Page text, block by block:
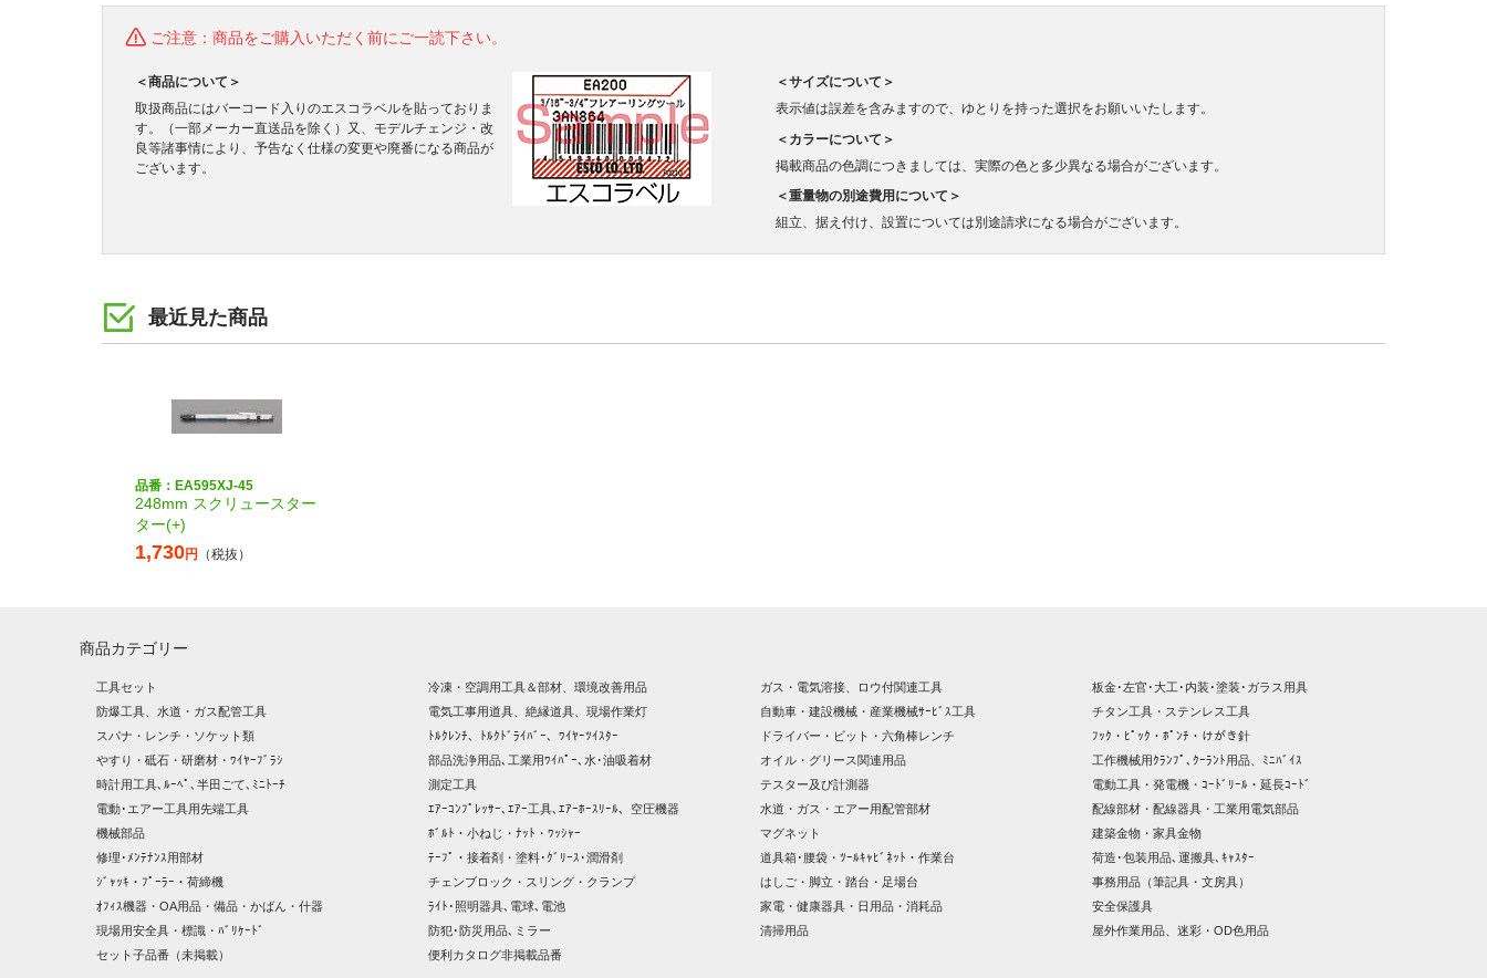
ご注意：商品をご購入いただく前にご一読下さい。
＜商品について＞
取扱商品にはバーコード入りのエスコラベルを貼っておりま
す。（一部メーカー直送品を除く）又、モデルチェンジ・改
良等諸事情により、予告なく仕様の変更や廃番になる商品が
ございます。
＜サイズについて＞
表示値は誤差を含みますので、ゆとりを持った選択をお願いいたします。
＜カラーについて＞
掲載商品の色調につきましては、実際の色と多少異なる場合がございます。
＜重量物の別途費用について＞
組立、据え付け、設置については別途請求になる場合がございます。
最近見た商品
品番：EA595XJ-45
248mm スクリュースター
ター(+)
1,730円 （税抜）
商品カテゴリー
工具セット 冷凍・空調用工具＆部材、環境改善用品 ガス・電気溶接、ロウ付関連工具
板金･左官･大工･内装･塗装･ガラス用具
防爆工具、水道・ガス配管工具
電気工事用道具、絶縁道具、現場作業灯 自動車・建設機械・産業機械ｻｰﾋﾞｽ工具
チタン工具・ステンレス工具
スパナ・レンチ・ソケット類
ﾄﾙｸﾚﾝﾁ、ﾄﾙｸﾄﾞﾗｲﾊﾞｰ、ﾜｲﾔｰﾂｲｽﾀｰ ドライバー・ビット・六角棒レンチ
ﾌｯｸ・ﾋﾟｯｸ・ﾎﾟﾝﾁ・けがき針
やすり・砥石・研磨材・ﾜｲﾔｰﾌﾞﾗｼ
部品洗浄用品､工業用ﾜｲﾊﾟｰ､水･油吸着材 オイル・グリース関連用品
工作機械用ｸﾗﾝﾌﾟ､ｸｰﾗﾝﾄ用品、ﾐﾆﾊﾞｲｽ
時計用工具､ﾙｰﾍﾟ､半田ごて､ﾐﾆﾄｰﾁ
測定工具 テスター及び計測器
電動工具・発電機・ｺｰﾄﾞﾘｰﾙ・延長ｺｰﾄﾞ
電動･エアー工具用先端工具
ｴｱｰｺﾝﾌﾟﾚｯｻｰ､ｴｱｰ工具､ｴｱｰﾎｰｽﾘｰﾙ、空圧機器 水道・ガス・エアー用配管部材
配線部材・配線器具・工業用電気部品
機械部品
ﾎﾞﾙﾄ・小ねじ・ﾅｯﾄ・ﾜｯｼｬｰ マグネット
建築金物・家具金物
修理･ﾒﾝﾃﾅﾝｽ用部材
ﾃｰﾌﾟ・接着剤・塗料･ｸﾞﾘｰｽ･潤滑剤 道具箱･腰袋・ﾂｰﾙｷｬﾋﾞﾈｯﾄ・作業台
荷造･包装用品､運搬具､ｷｬｽﾀｰ
ｼﾞｬｯｷ・ﾌﾟｰﾗｰ・荷締機
チェンブロック・スリング・クランプ はしご・脚立・踏台・足場台
事務用品（筆記具・文房具）
ｵﾌｨｽ機器・OA用品・備品・かばん・什器
ﾗｲﾄ･照明器具､電球､電池 家電・健康器具・日用品・消耗品
安全保護具
現場用安全具・標識・ﾊﾞﾘｹｰﾄﾞ
防犯･防災用品､ミラー 清掃用品
屋外作業用品、迷彩・OD色用品
セット子品番（未掲載）
便利カタログ非掲載品番